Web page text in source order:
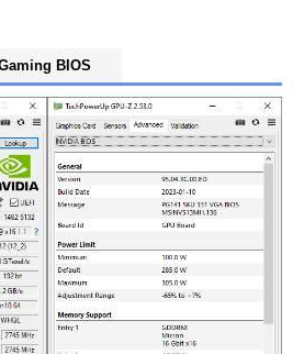
BIOS